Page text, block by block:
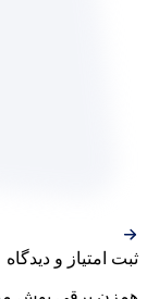
ثبت‌ امتیاز‌ و‌ دیدگاه